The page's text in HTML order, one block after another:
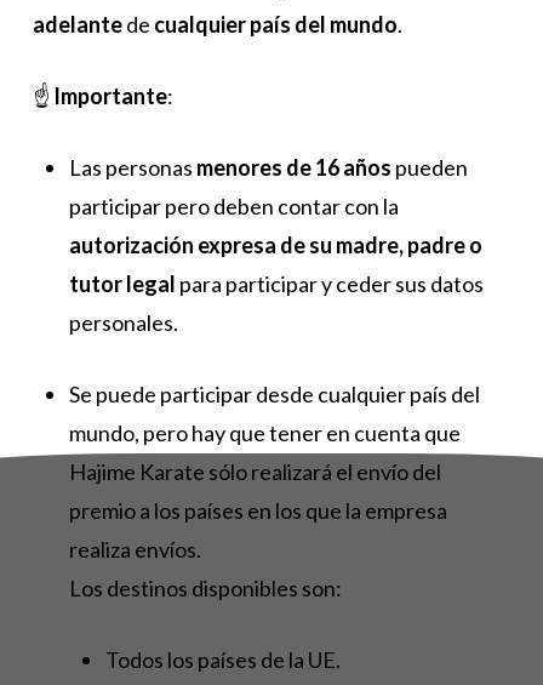
adelantede cualquier país del mundo.
☝️ Importante:
Las personas menores de 16 años pueden
participar pero deben contar con la
autorización expresa de su madre, padre o
tutor legal para participar y ceder sus datos
personales.
Se puede participar desde cualquier país del
mundo, pero hay que tener en cuenta que
Hajime Karate sólo realizará el envío del
premio a los países en los que la empresa
realiza envíos.
Los destinos disponibles son:
Todos los países de la UE.